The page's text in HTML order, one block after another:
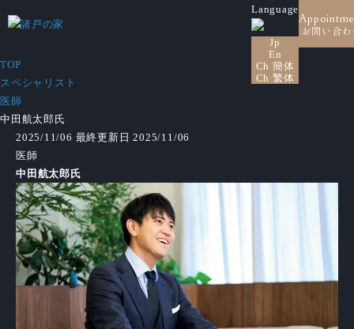
Language
Jp
En
Ch 簡体
Ch 繁体
お問い合
TOP
スペシャリスト
医師
中田航太郎氏
2025/11/06 最終更新日 2025/11/06
医師
中田航太郎氏